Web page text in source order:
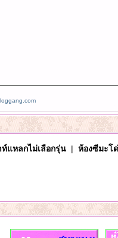
แหลกไม่เลือกรุ่น| ห้องซีมะโ